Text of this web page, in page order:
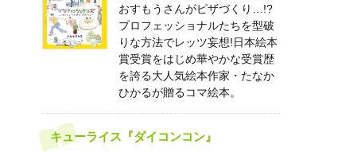
おすもうさんがピザづくり…!?
プロフェッショナルたちを型破
りな方法でレッツ妄想!日本絵本
賞受賞をはじめ華やかな受賞歴
を誇る大人気絵本作家・たなか
ひかるが贈るコマ絵本。
キューライス『ダイコンコン』